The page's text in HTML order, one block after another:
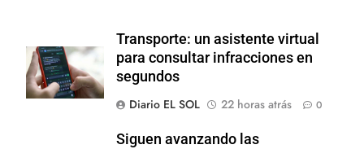
Transporte: un asistente virtual
para consultar infracciones en
segundos
Diario EL SOL
22 horas atrás 0
Siguen avanzando las